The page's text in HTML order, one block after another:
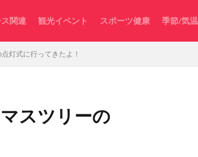
関連 観光イベント スポーツ健康 季節/気温
灯式に行ってきたよ！
スツリーの